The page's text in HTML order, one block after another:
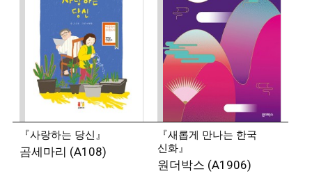
『사랑하는 당신』
곰세마리 (A108)
『새롭게 만나는 한국
신화』
원더박스 (A1906)